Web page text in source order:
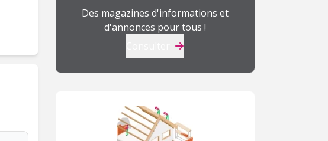
Des magazines d'informations et
d'annonces pour tous !